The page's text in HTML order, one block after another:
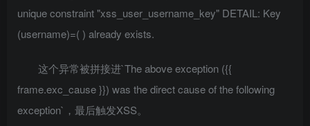
unique constraint "xss_user_username_key" DETAIL: Key
(username)=( ) already exists.
这个异常被拼接进`The above exception ({{
frame.exc_cause }}) was the direct cause of the following
exception`，最后触发XSS。